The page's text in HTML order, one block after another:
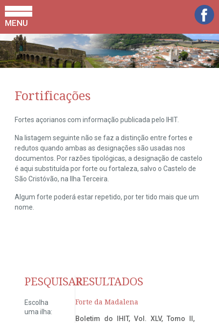
MENU
Fortificações
Fortes açorianos com informação publicada pelo IHIT.
Na listagem seguinte não se faz a distinção entre fortes e
redutos quando ambas as designações são usadas nos
documentos. Por razões tipológicas, a designação de castelo
é aqui substituída por forte ou fortaleza, salvo o Castelo de
São Cristóvão, na Ilha Terceira.
Algum forte poderá estar repetido, por ter tido mais que um
nome.
PESQUISAR
Escolha
uma ilha:
RESULTADOS
Forte da Madalena
Boletim do IHIT, Vol. XLV, Tomo II,